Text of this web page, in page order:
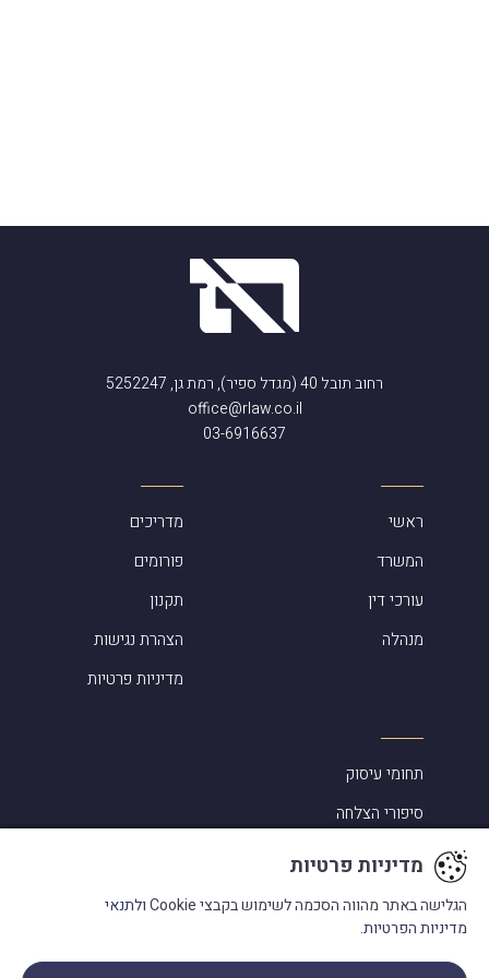
רחוב תובל 40 (מגדל ספיר), רמת גן, 5252247
office@rlaw.co.il
03-6916637
ראשי
המשרד
עורכי דין
מנהלה
מדריכים
פורומים
תקנון
הצהרת נגישות
מדיניות פרטיות
תחומי עיסוק
סיפורי הצלחה
מילון מונחים
בתקשורת
מדיניות פרטיות
הגלישה באתר מהווה הסכמה לשימוש בקבצי Cookie
ולתנאי
מדיניות הפרטיות.